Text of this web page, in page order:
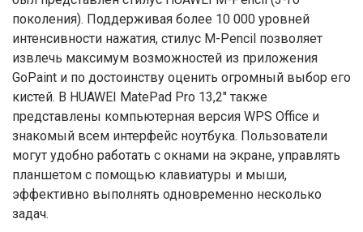
поколения). Поддерживая более 10 000 уровней
интенсивности нажатия, стилус M-Pencil позволяет
извлечь максимум возможностей из приложения
GoPaint и по достоинству оценить огромный выбор его
кистей. В HUAWEI MatePad Pro 13,2″ также
представлены компьютерная версия WPS Office и
знакомый всем интерфейс ноутбука. Пользователи
могут удобно работать с окнами на экране, управлять
планшетом с помощью клавиатуры и мыши,
эффективно выполнять одновременно несколько
задач.